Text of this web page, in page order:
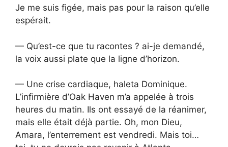
Je me suis figée, mais pas pour la raison qu’elle
espérait.
— Qu’est-ce que tu racontes ? ai-je demandé,
la voix aussi plate que la ligne d’horizon.
— Une crise cardiaque, haleta Dominique.
L’infirmière d’Oak Haven m’a appelée à trois
heures du matin. Ils ont essayé de la réanimer,
mais elle était déjà partie. Oh, mon Dieu,
Amara, l’enterrement est vendredi. Mais toi…